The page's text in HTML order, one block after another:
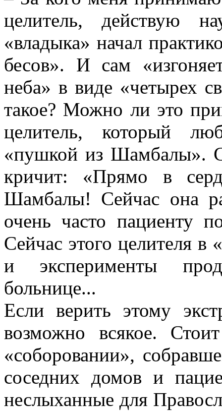
целитель, действую
«владыка» начал
бесов». И сам
неба» в виде «четырех
такое? Можно ли это
целитель, который
«пушкой из Шамбалы».
кричит: «Прямо в
Шамбалы! Сейчас она
очень часто пациенту
Сейчас этого целителя
и эксперименты
больнице...
Если верить этому
возможно всякое.
«соборовании»,
соседних домов и
неслыханные для